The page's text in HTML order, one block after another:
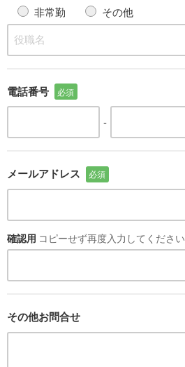
非常勤
その他
電話番号 必須
-
メールアドレス 必須
確認用 コピーせず再度入力してください
その他お問合せ